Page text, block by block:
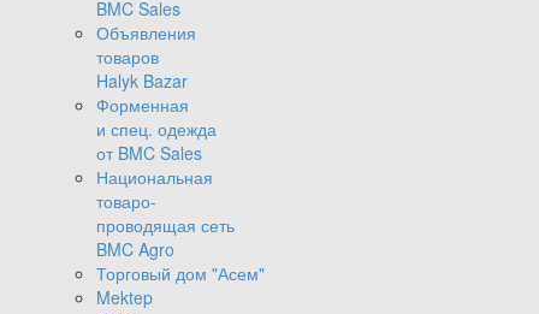
BMC Sales
Объявления
товаров
Halyk Bazar
Форменная
и спец. одежда
от BMC Sales
Национальная
товаро-
проводящая сеть
BMC Agro
Торговый дом "Асем"
Mektep